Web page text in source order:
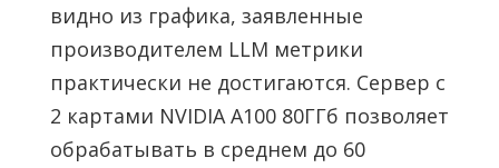
видно из графика, заявленные
производителем LLM метрики
практически не достигаются. Сервер с
2 картами NVIDIA A100 80ГГб позволяет
обрабатывать в среднем до 60